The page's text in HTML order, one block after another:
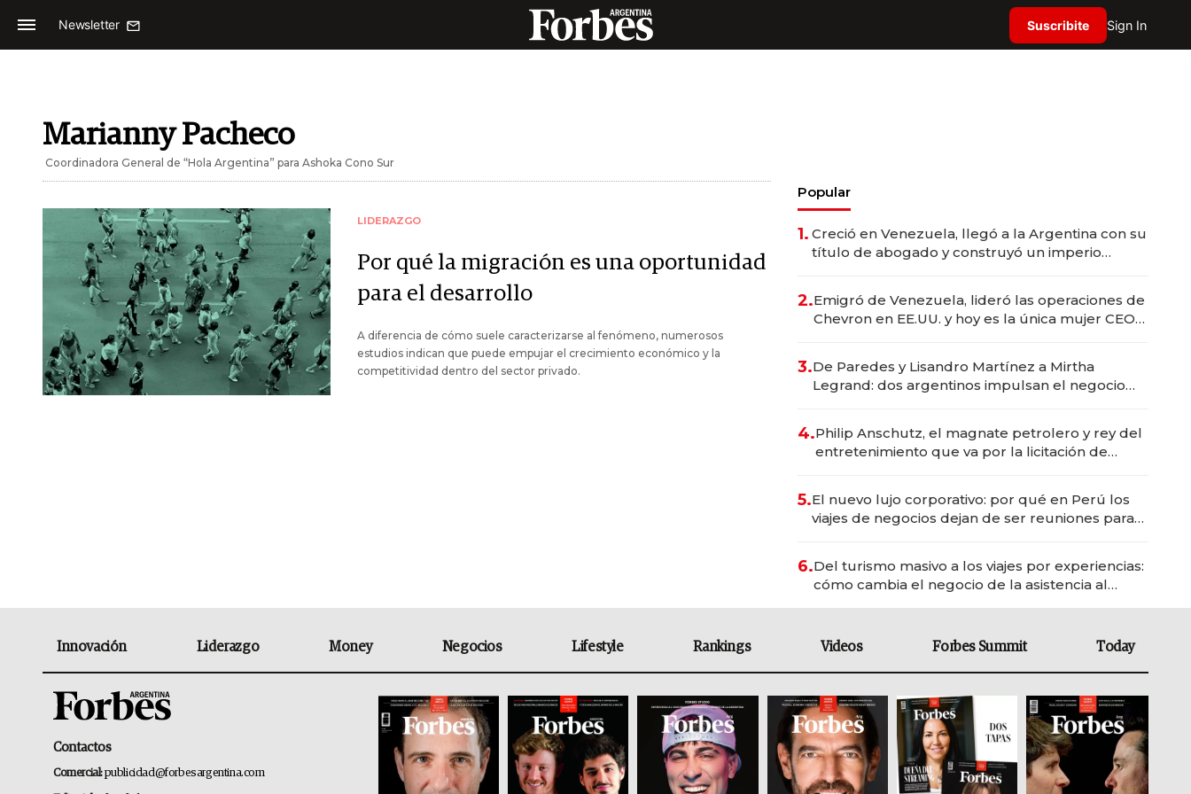
Newsletter Suscribite Sign In
Marianny Pacheco
Coordinadora General de “Hola Argentina” para Ashoka Cono Sur
LIDERAZGO
Por qué la migración es una oportunidad
para el desarrollo
A diferencia de cómo suele caracterizarse al fenómeno, numerosos
estudios indican que puede empujar el crecimiento económico y la
competitividad dentro del sector privado.
Popular
1. Creció en Venezuela, llegó a la Argentina con su
título de abogado y construyó un imperio
2.Emigró de Venezuela, lideró las operaciones de
Chevron en EE.UU. y hoy es la única mujer CEO
3.De Paredes y Lisandro Martínez a Mirtha
Legrand: dos argentinos impulsan el negocio
4.Philip Anschutz, el magnate petrolero y rey del
entretenimiento que va por la licitación de
5.El nuevo lujo corporativo: por qué en Perú los
viajes de negocios dejan de ser reuniones para
6.Del turismo masivo a los viajes por experiencias:
cómo cambia el negocio de la asistencia al
Innovación Liderazgo Money Negocios Lifestyle Rankings Videos Forbes Summit Today
Contactos
Comercial:publicidad@forbesargentina.com